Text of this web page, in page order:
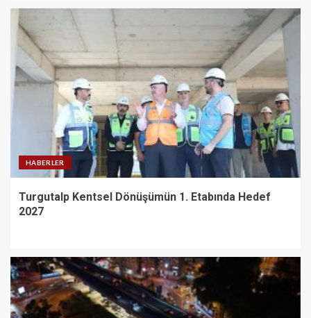
HABERLER
Turgutalp Kentsel Dönüşümün 1. Etabında Hedef
2027